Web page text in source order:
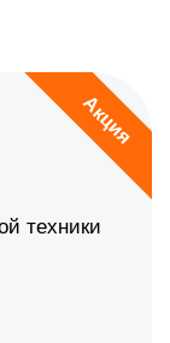
Акция
техники